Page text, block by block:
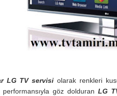
LG TV servisi olarak renkleri
performansıyla göz dolduranLG